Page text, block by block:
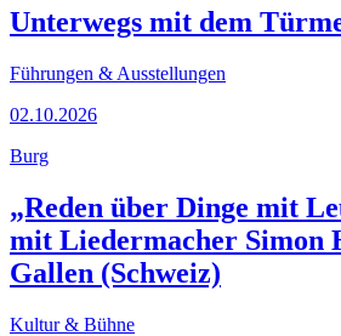
Unterwegs mit dem
Führungen & Ausstellungen
02.10.2026
Burg
„Reden über Dinge mit
mit Liedermacher Simon
Gallen (Schweiz)
Kultur & Bühne